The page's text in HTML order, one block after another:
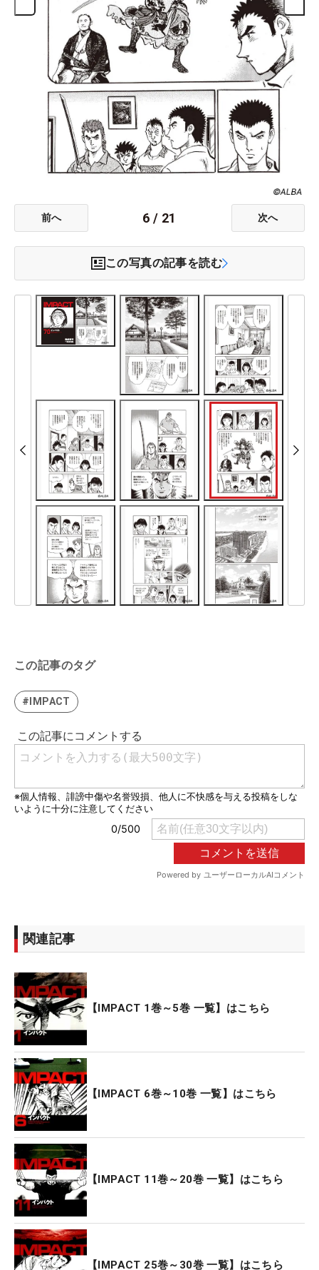
前へ 6 / 21 次へ
この写真の記事を読む
この記事のタグ
#IMPACT
関連記事
【IMPACT 1巻～5巻 一覧】はこちら
【IMPACT 6巻～10巻 一覧】はこちら
【IMPACT 11巻～20巻 一覧】はこちら
【IMPACT 25巻～30巻 一覧】はこちら